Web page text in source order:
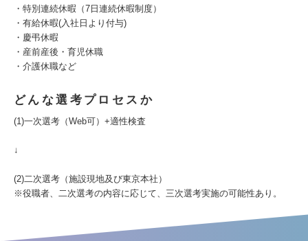
・特別連続休暇（7日連続休暇制度）
・有給休暇(入社日より付与)
・慶弔休暇
・産前産後・育児休職
・介護休職など
どんな選考プロセスか
(1)一次選考（Web可）+適性検査
↓
(2)二次選考（施設現地及び東京本社）
※役職者、二次選考の内容に応じて、三次選考実施の可能性あり。